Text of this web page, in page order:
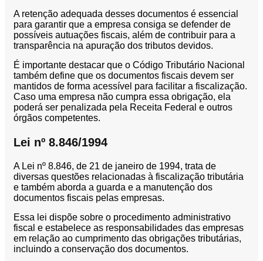
A retenção adequada desses documentos é essencial
para garantir que a empresa consiga se defender de
possíveis autuações fiscais, além de contribuir para a
transparência na apuração dos tributos devidos.
É importante destacar que o Código Tributário Nacional
também define que os documentos fiscais devem ser
mantidos de forma acessível para facilitar a fiscalização.
Caso uma empresa não cumpra essa obrigação, ela
poderá ser penalizada pela Receita Federal e outros
órgãos competentes.
Lei nº 8.846/1994
A Lei nº 8.846, de 21 de janeiro de 1994, trata de
diversas questões relacionadas à fiscalização tributária
e também aborda a guarda e a manutenção dos
documentos fiscais pelas empresas.
Essa lei dispõe sobre o procedimento administrativo
fiscal e estabelece as responsabilidades das empresas
em relação ao cumprimento das obrigações tributárias,
incluindo a conservação dos documentos.